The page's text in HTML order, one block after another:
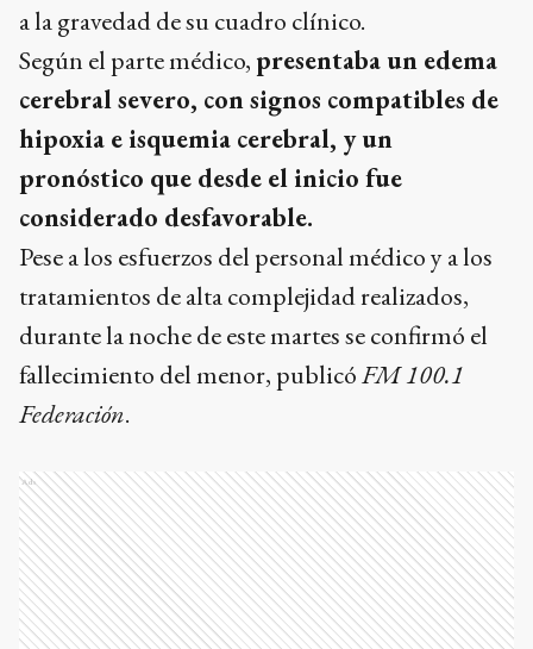
a la gravedad de su cuadro clínico.
Según el parte médico, presentaba un edema
cerebral severo, con signos compatibles de
hipoxia e isquemia cerebral, y un
pronóstico que desde el inicio fue
considerado desfavorable.
Pese a los esfuerzos del personal médico y a los
tratamientos de alta complejidad realizados,
durante la noche de este martes se confirmó el
fallecimiento del menor, publicóFM 100.1
Federación.
Ads